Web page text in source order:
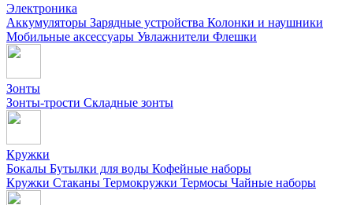
Электроника
Аккумуляторы Зарядные устройства Колонки и наушники
Мобильные аксессуары Увлажнители Флешки
Зонты
Зонты-трости Складные зонты
Кружки
Бокалы Бутылки для воды Кофейные наборы
Кружки Стаканы Термокружки Термосы Чайные наборы